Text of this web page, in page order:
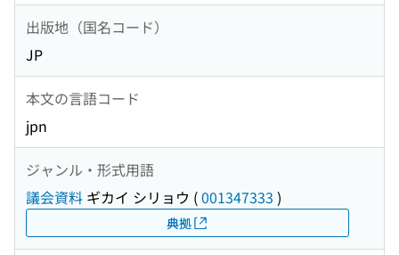
出版地（国名コード）
JP
本文の言語コード
jpn
ジャンル・形式用語
議会資料 ギカイ シリョウ (001347333 )
典拠